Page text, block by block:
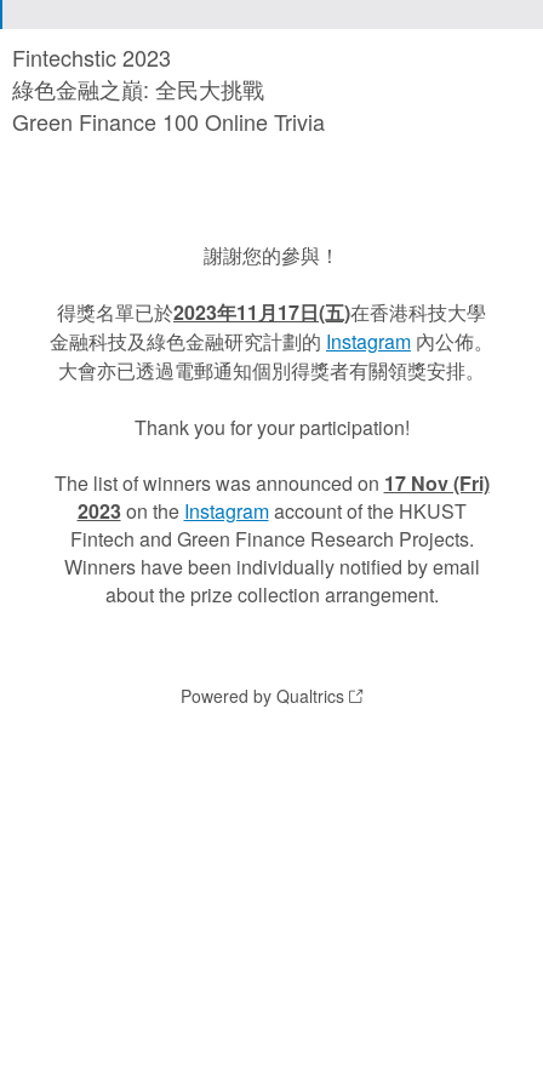
Fintechstic 2023
綠色金融之巔: 全民大挑戰
Green Finance 100 Online Trivia
謝謝您的參與！
得獎名單已於2023年11月17日(五)在香港科技大學
金融科技及綠色金融研究計劃的 Instagram 內公佈。
大會亦已透過電郵通知個別得獎者有關領獎安排。
Thank you for your participation!
The list of winners was announced on 17 Nov (Fri)
2023on the Instagramaccount of the HKUST
Fintech and Green Finance Research Projects.
Winners have been individually notified by email
about the prize collection arrangement.
Powered by Qualtrics